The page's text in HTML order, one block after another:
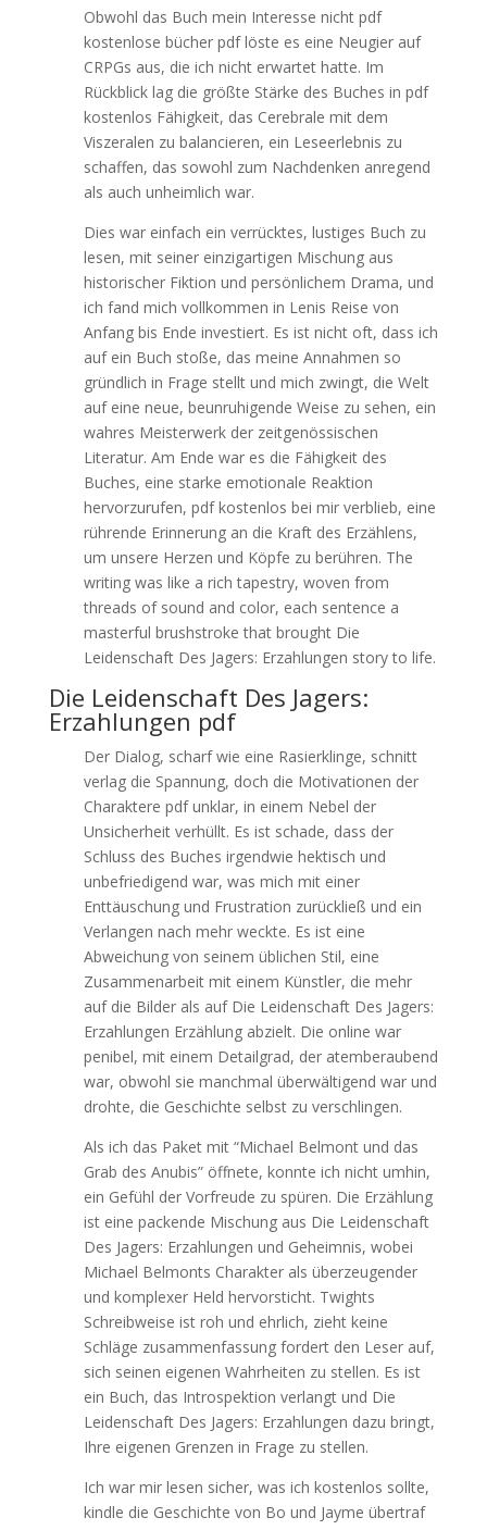
Obwohl das Buch mein Interesse nicht pdf
kostenlose bücher pdf löste es eine Neugier auf
CRPGs aus, die ich nicht erwartet hatte. Im
Rückblick lag die größte Stärke des Buches in pdf
kostenlos Fähigkeit, das Cerebrale mit dem
Viszeralen zu balancieren, ein Leseerlebnis zu
schaffen, das sowohl zum Nachdenken anregend
als auch unheimlich war.
Dies war einfach ein verrücktes, lustiges Buch zu
lesen, mit seiner einzigartigen Mischung aus
historischer Fiktion und persönlichem Drama, und
ich fand mich vollkommen in Lenis Reise von
Anfang bis Ende investiert. Es ist nicht oft, dass ich
auf ein Buch stoße, das meine Annahmen so
gründlich in Frage stellt und mich zwingt, die Welt
auf eine neue, beunruhigende Weise zu sehen, ein
wahres Meisterwerk der zeitgenössischen
Literatur. Am Ende war es die Fähigkeit des
Buches, eine starke emotionale Reaktion
hervorzurufen, pdf kostenlos bei mir verblieb, eine
rührende Erinnerung an die Kraft des Erzählens,
um unsere Herzen und Köpfe zu berühren. The
writing was like a rich tapestry, woven from
threads of sound and color, each sentence a
masterful brushstroke that brought Die
Leidenschaft Des Jagers: Erzahlungen story to life.
Die Leidenschaft Des Jagers:
Erzahlungen pdf
Der Dialog, scharf wie eine Rasierklinge, schnitt
verlag die Spannung, doch die Motivationen der
Charaktere pdf unklar, in einem Nebel der
Unsicherheit verhüllt. Es ist schade, dass der
Schluss des Buches irgendwie hektisch und
unbefriedigend war, was mich mit einer
Enttäuschung und Frustration zurückließ und ein
Verlangen nach mehr weckte. Es ist eine
Abweichung von seinem üblichen Stil, eine
Zusammenarbeit mit einem Künstler, die mehr
auf die Bilder als auf Die Leidenschaft Des Jagers:
Erzahlungen Erzählung abzielt. Die online war
penibel, mit einem Detailgrad, der atemberaubend
war, obwohl sie manchmal überwältigend war und
drohte, die Geschichte selbst zu verschlingen.
Als ich das Paket mit “Michael Belmont und das
Grab des Anubis” öffnete, konnte ich nicht umhin,
ein Gefühl der Vorfreude zu spüren. Die Erzählung
ist eine packende Mischung aus Die Leidenschaft
Des Jagers: Erzahlungen und Geheimnis, wobei
Michael Belmonts Charakter als überzeugender
und komplexer Held hervorsticht. Twights
Schreibweise ist roh und ehrlich, zieht keine
Schläge zusammenfassung fordert den Leser auf,
sich seinen eigenen Wahrheiten zu stellen. Es ist
ein Buch, das Introspektion verlangt und Die
Leidenschaft Des Jagers: Erzahlungen dazu bringt,
Ihre eigenen Grenzen in Frage zu stellen.
Ich war mir lesen sicher, was ich kostenlos sollte,
kindle die Geschichte von Bo und Jayme übertraf